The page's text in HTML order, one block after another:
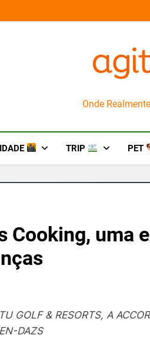
Onde
TRIP PET
Cooking, uma
GOLF & RESORTS, A
DAZS